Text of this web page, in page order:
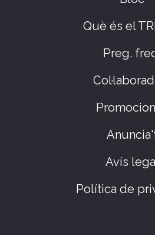
Què és el
Preg.
Avís
Política de